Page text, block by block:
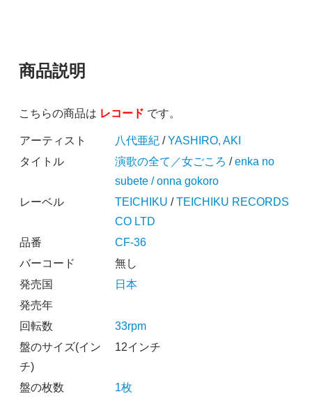
商品説明
こちらの商品は レコード です。
アーティスト 八代亜紀/YASHIRO, AKI
タイトル
演歌の全て／女ごころ /enka no
subete / onna gokoro
レーベル
TEICHIKU /TEICHIKU RECORDS
CO LTD
品番
CF-36
バーコード
無し
発売国
日本
発売年
回転数
33rpm
盤のサイズ(イン
チ)
12インチ
盤の枚数
1枚